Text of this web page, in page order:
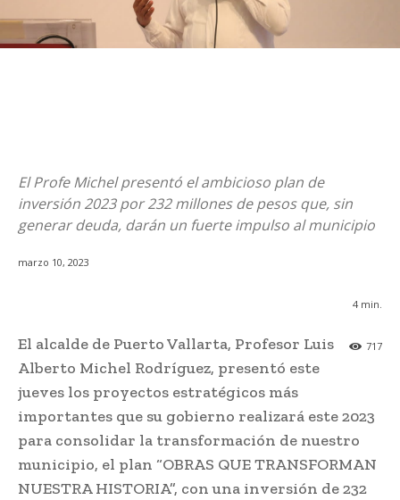
El Profe Michel presentó el ambicioso plan de
inversión 2023 por 232 millones de pesos que, sin
generar deuda, darán un fuerte impulso al municipio
marzo 10, 2023
4 min.
717
El alcalde de Puerto Vallarta, Profesor Luis
Alberto Michel Rodríguez, presentó este
jueves los proyectos estratégicos más
importantes que su gobierno realizará este 2023
para consolidar la transformación de nuestro
municipio, el plan “OBRAS QUE TRANSFORMAN
NUESTRA HISTORIA”, con una inversión de 232